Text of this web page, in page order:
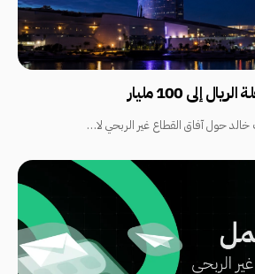
إلى 100 مليار
حول آفاق القطاع غير الربحي لا…